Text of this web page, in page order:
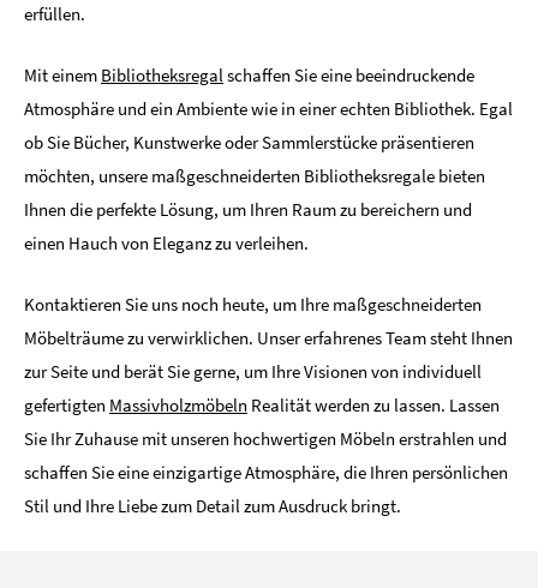
erfüllen.
Mit einem Bibliotheksregal schaffen Sie eine beeindruckende
Atmosphäre und ein Ambiente wie in einer echten Bibliothek. Egal
ob Sie Bücher, Kunstwerke oder Sammlerstücke präsentieren
möchten, unsere maßgeschneiderten Bibliotheksregale bieten
Ihnen die perfekte Lösung, um Ihren Raum zu bereichern und
einen Hauch von Eleganz zu verleihen.
Kontaktieren Sie uns noch heute, um Ihre maßgeschneiderten
Möbelträume zu verwirklichen. Unser erfahrenes Team steht Ihnen
zur Seite und berät Sie gerne, um Ihre Visionen von individuell
gefertigten Massivholzmöbeln Realität werden zu lassen. Lassen
Sie Ihr Zuhause mit unseren hochwertigen Möbeln erstrahlen und
schaffen Sie eine einzigartige Atmosphäre, die Ihren persönlichen
Stil und Ihre Liebe zum Detail zum Ausdruck bringt.